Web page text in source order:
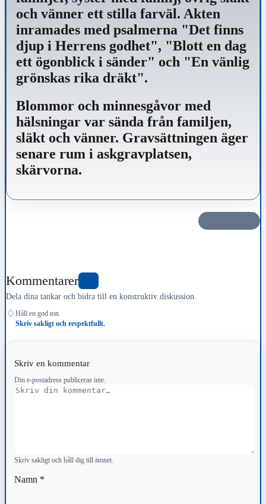
och vänner ett stilla farväl. Akten
inramades med psalmerna "Det finns
djup i Herrens godhet", "Blott en dag
ett ögonblick i sänder" och "En vänlig
grönskas rika dräkt".
Blommor och minnesgåvor med
hälsningar var sända från familjen,
släkt och vänner. Gravsättningen äger
senare rum i askgravplatsen,
skärvorna.
Kommentarer
Dela dina tankar och bidra till en konstruktiv diskussion.
♢ Håll en god ton.
Skriv sakligt och respektfullt.
Skriv en kommentar
Din e-postadress publiceras inte.
Kommentar
Skriv sakligt och håll dig till ämnet.
Namn *